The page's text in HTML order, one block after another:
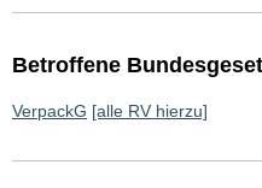
Betroffene
VerpackG [alle RV hierzu]